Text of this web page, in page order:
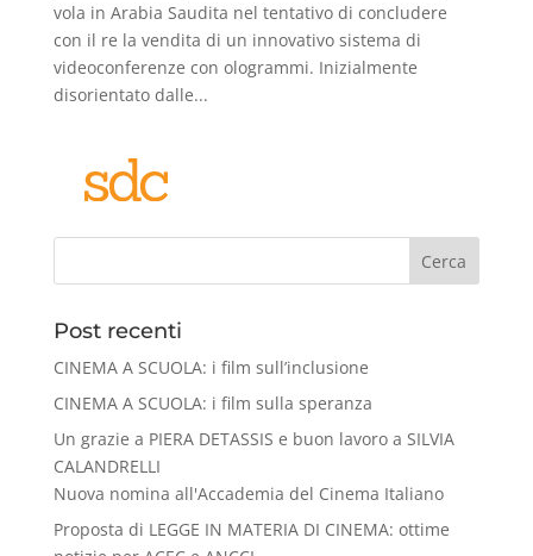
vola in Arabia Saudita nel tentativo di concludere
con il re la vendita di un innovativo sistema di
videoconferenze con ologrammi. Inizialmente
disorientato dalle...
Cerca
Post recenti
CINEMA A SCUOLA: i film sull’inclusione
CINEMA A SCUOLA: i film sulla speranza
Un grazie a PIERA DETASSIS e buon lavoro a SILVIA
CALANDRELLI
Nuova nomina all'Accademia del Cinema Italiano
Proposta di LEGGE IN MATERIA DI CINEMA: ottime